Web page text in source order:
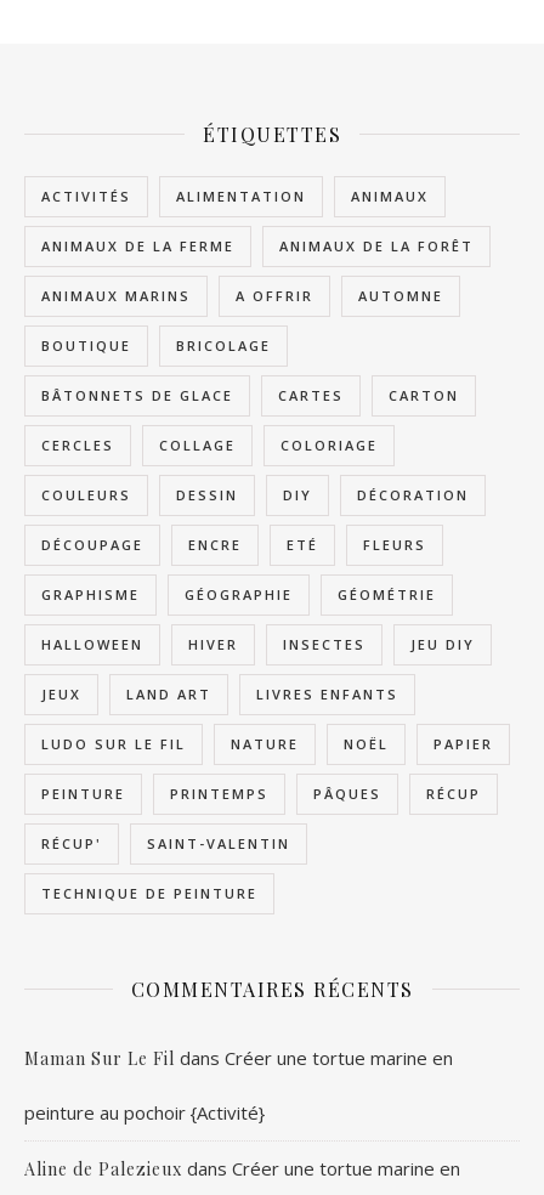
ÉTIQUETTES
ACTIVITÉS ALIMENTATION ANIMAUX
ANIMAUX DE LA FERME ANIMAUX DE LA FORÊT
ANIMAUX MARINS A OFFRIR AUTOMNE
BOUTIQUE BRICOLAGE
BÂTONNETS DE GLACE CARTES CARTON
CERCLES COLLAGE COLORIAGE
COULEURS DESSIN DIY DÉCORATION
DÉCOUPAGE ENCRE ETÉ FLEURS
GRAPHISME GÉOGRAPHIE GÉOMÉTRIE
HALLOWEEN HIVER INSECTES JEU DIY
JEUX LAND ART LIVRES ENFANTS
LUDO SUR LE FIL NATURE NOËL PAPIER
PEINTURE PRINTEMPS PÂQUES RÉCUP
RÉCUP' SAINT-VALENTIN
TECHNIQUE DE PEINTURE
COMMENTAIRES RÉCENTS
Maman Sur Le Fil dans Créer une tortue marine en
peinture au pochoir {Activité}
Aline de Palezieux dans Créer une tortue marine en